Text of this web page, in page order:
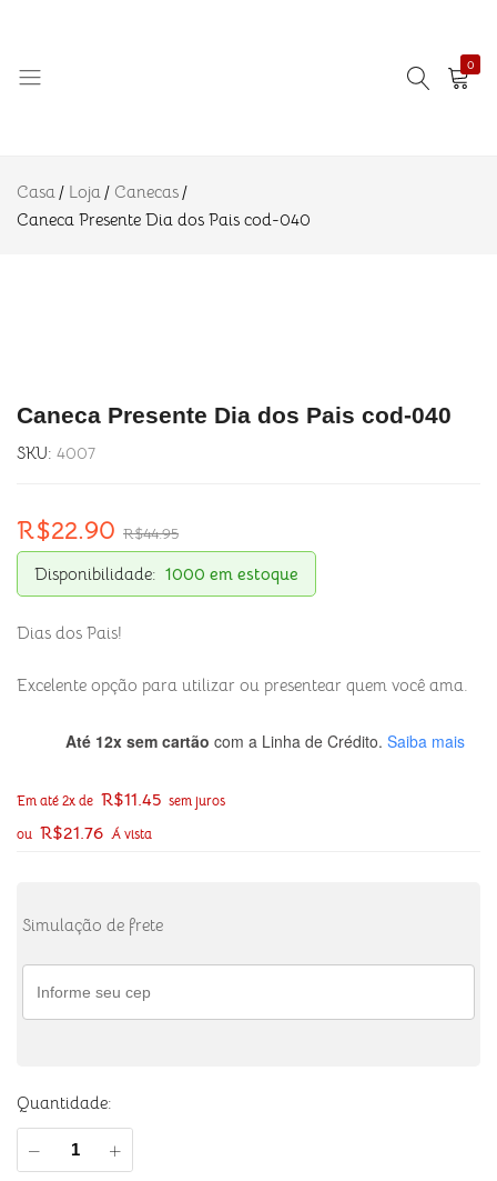
0
Casa Loja
Canecas
Caneca Presente Dia dos Pais cod-040
Caneca Presente Dia dos Pais cod-040
SKU: 4007
R$44.95
R$22.90
Disponibilidade: 1000 em estoque
Dias dos Pais!
Excelente opção para utilizar ou presentear quem você ama.
Até 12x sem cartão com a Linha de Crédito. Saiba mais
Em até 2x de R$11.45 sem juros
ou R$21.76 Á vista
Simulação de frete
Quantidade:
Avaliações